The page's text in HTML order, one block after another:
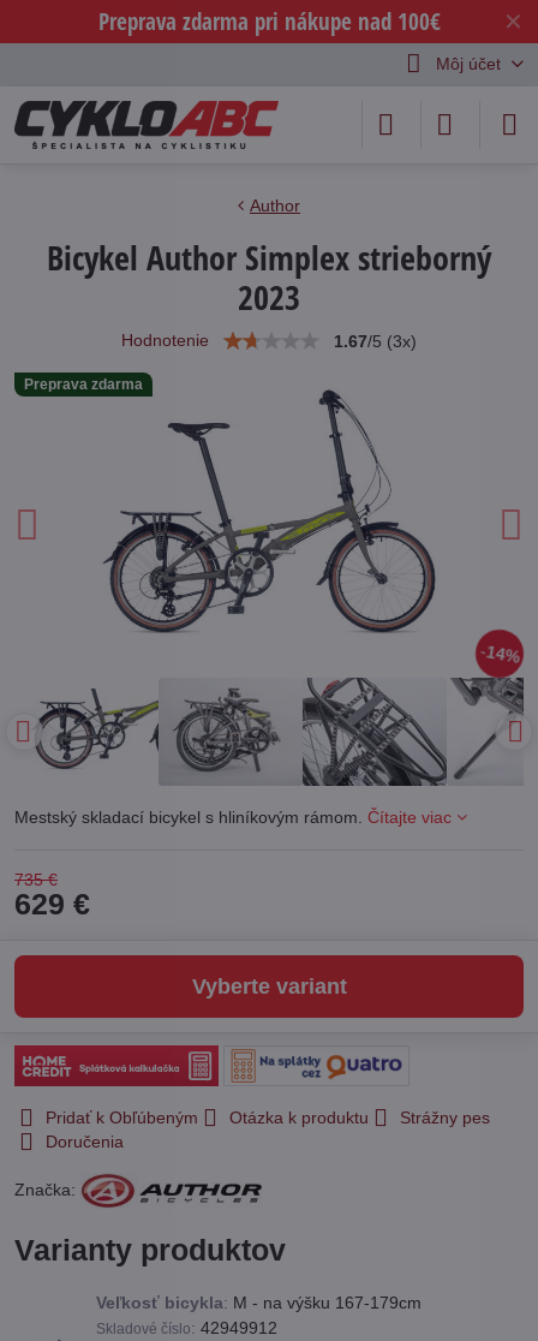
✕
Preprava zdarma pri nákupe nad 100€
Môj účet
Preprava zdarma
14%
Author
Bicykel Author Simplex strieborný
2023
Hodnotenie 1.67/5 (3x)
Mestský skladací bicykel s hliníkovým rámom. Čítajte viac
735 €
629 €
Vyberte variant
Pridať k Obľúbeným Otázka k produktu
Strážny pes
Doručenia
Značka:
Varianty produktov
Veľkosť bicykla: M - na výšku 167-179cm
Skladové číslo: 42949912